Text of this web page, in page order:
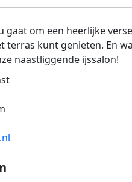
gaat om een heerlijke
kunt genieten. En
naastliggende ijssalon!